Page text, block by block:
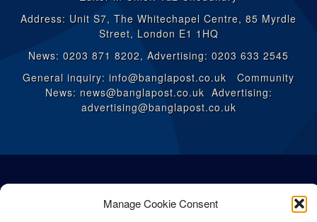
Manage Cookie Consent
Address: Unit S7, The Whitechapel Centre, 85 Myrdle
Street, London E1 1HQ
News: 0203 871 8202, Advertising: 0203 633 2545
General inquiry: info@banglapost.co.uk Community
News: news@banglapost.co.uk Advertising:
advertising@banglapost.co.uk